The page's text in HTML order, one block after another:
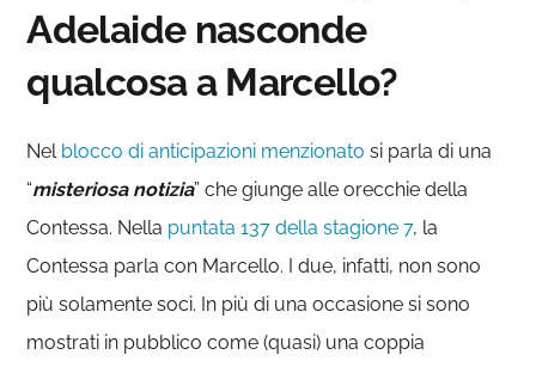
Adelaide nasconde
qualcosa a Marcello?
Nel blocco di anticipazioni menzionato si parla di una
“misteriosa notizia” che giunge alle orecchie della
Contessa. Nella puntata 137 della stagione 7, la
Contessa parla con Marcello. I due, infatti, non sono
più solamente soci. In più di una occasione si sono
mostrati in pubblico come (quasi) una coppia